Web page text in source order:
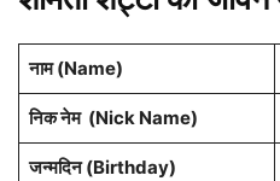
नाम (Name)
निक नेम (Nick Name)
जन्मदिन (Birthday)